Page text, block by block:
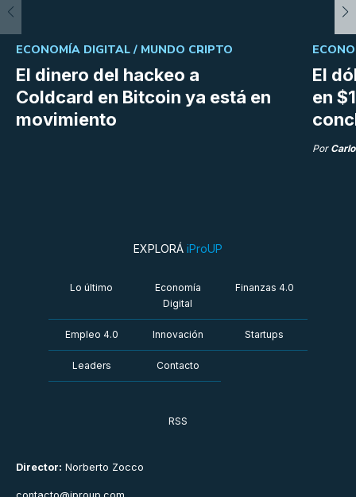
El dinero del hackeo a
Coldcard en Bitcoin ya está en
movimiento
ECONOMÍA DIGITAL / MUNDO CRIPTO
El
en
Por
Director: Norberto Zocco
EXPLORÁ iProUP
Lo último
Economía
Digital
Finanzas 4.0
Empleo 4.0 Innovación Startups
Leaders Contacto
RSS